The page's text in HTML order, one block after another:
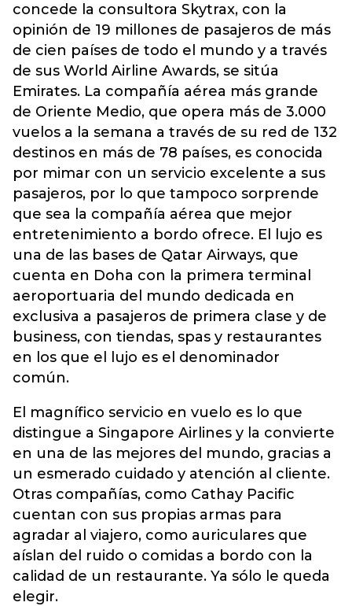
concede la consultora Skytrax, con la
opinión de 19 millones de pasajeros de más
de cien países de todo el mundo y a través
de sus World Airline Awards, se sitúa
Emirates. La compañía aérea más grande
de Oriente Medio, que opera más de 3.000
vuelos a la semana a través de su red de 132
destinos en más de 78 países, es conocida
por mimar con un servicio excelente a sus
pasajeros, por lo que tampoco sorprende
que sea la compañía aérea que mejor
entretenimiento a bordo ofrece. El lujo es
una de las bases de Qatar Airways, que
cuenta en Doha con la primera terminal
aeroportuaria del mundo dedicada en
exclusiva a pasajeros de primera clase y de
business, con tiendas, spas y restaurantes
en los que el lujo es el denominador
común.
El magnífico servicio en vuelo es lo que
distingue a Singapore Airlines y la convierte
en una de las mejores del mundo, gracias a
un esmerado cuidado y atención al cliente.
Otras compañías, como Cathay Pacific
cuentan con sus propias armas para
agradar al viajero, como auriculares que
aíslan del ruido o comidas a bordo con la
calidad de un restaurante. Ya sólo le queda
elegir.